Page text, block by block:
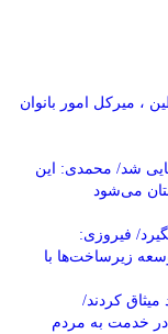
، میرکل امور بانوان
شد/ محمدی: این
می‌شود
فیروزی:
زیرساخت‌ها با
میثاق کردند/
در خدمت به مردم